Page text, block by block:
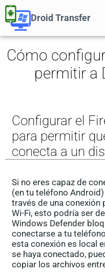
Droid Transfer
Cómo
permitir a
Configurar el
para permitir
conecta a un
Si no eres capaz de
(en tu teléfono
través de una conexión
Wi-Fi, esto podría ser
Windows Defender
conectarse a tu
esta conexión es local
se haya conectado,
copiar los archivos